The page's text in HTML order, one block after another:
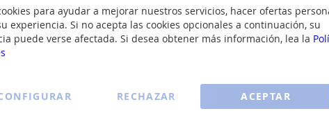
para ayudar a mejorar nuestros servicios, hacer ofertas
experiencia. Si no acepta las cookies opcionales a continuación, su
puede verse afectada. Si desea obtener más información, lea la
ACEPTAR
RECHAZAR
elementos de diseño, disponibles en distintos acabados y
para espacios minimalistas.
velocidades para una cocina libre de humos y olores.
y filtros anti grasa lavables, garantizando una extracción
cocina.